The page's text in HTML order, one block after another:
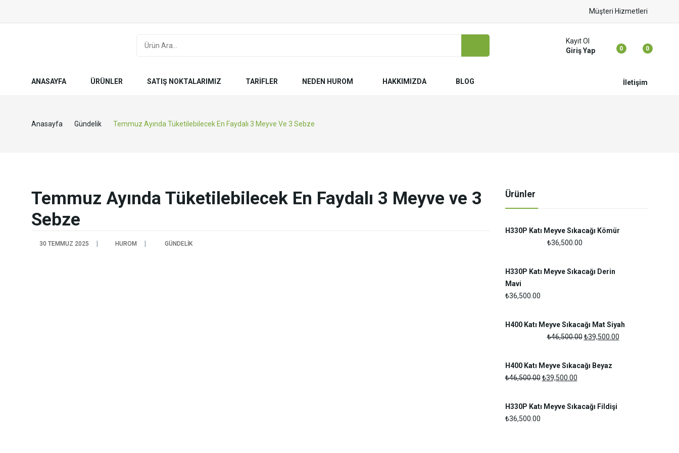
Müşteri Hizmetleri
Kayıt Ol
Giriş Yap
0 0
ANASAYFA ÜRÜNLER SATIŞ NOKTALARIMIZ TARIFLER NEDEN HUROM HAKKIMIZDA BLOG İletişim
Anasayfa Gündelik Temmuz Ayında Tüketilebilecek En Faydalı 3 Meyve Ve 3 Sebze
Temmuz Ayında Tüketilebilecek En Faydalı 3 Meyve ve 3
Sebze
30 TEMMUZ 2025 HUROM GÜNDELIK
Ürünler
H330P Katı Meyve Sıkacağı Kömür
₺36,500.00
H330P Katı Meyve Sıkacağı Derin
Mavi
₺36,500.00
H400 Katı Meyve Sıkacağı Mat Siyah
₺46,500.00 Orijinal
₺39,500.00Şu
H400 Katı Meyve Sıkacağı Beyaz
₺46,500.00 Orijinal
₺39,500.00Şu
₺39,500.00.
H330P Katı Meyve Sıkacağı Fildişi
₺36,500.00